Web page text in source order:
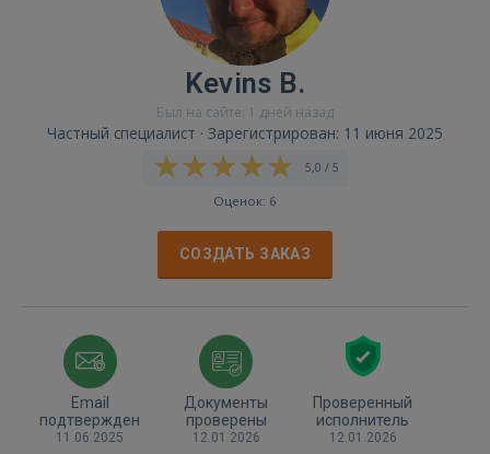
Kevins B.
Был на сайте: 1 дней назад
Частный специалист · Зарегистрирован: 11 июня 2025
5,0 / 5
Оценок: 6
СОЗДАТЬ ЗАКАЗ
Email
подтвержден
11.06.2025
Документы
проверены
12.01.2026
Проверенный
исполнитель
12.01.2026